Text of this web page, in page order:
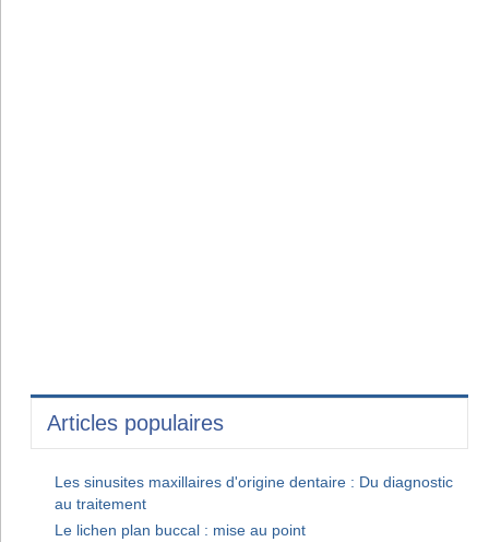
Articles populaires
Les sinusites maxillaires d'origine dentaire : Du diagnostic
au traitement
Le lichen plan buccal : mise au point